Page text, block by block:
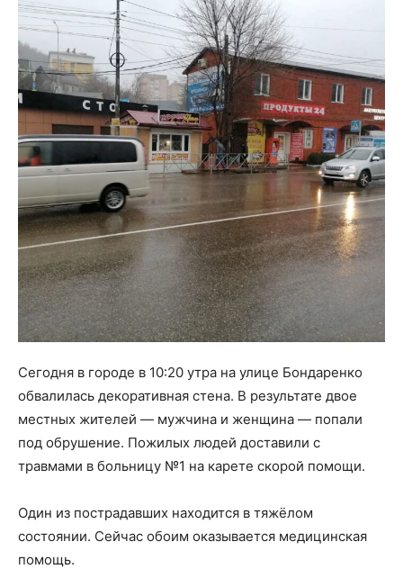
Сегодня в городе в 10:20 утра на улице Бондаренко
обвалилась декоративная стена. В результате двое
местных жителей — мужчина и женщина — попали
под обрушение. Пожилых людей доставили с
травмами в больницу №1 на карете скорой помощи.
Один из пострадавших находится в тяжёлом
состоянии. Сейчас обоим оказывается медицинская
помощь.